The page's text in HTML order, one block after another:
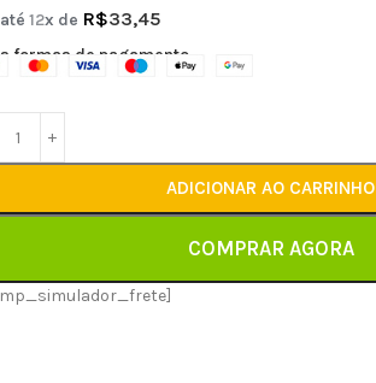
até12x de R$33,45
formas de pagamento
ADICIONAR AO CARRINHO
COMPRAR AGORA